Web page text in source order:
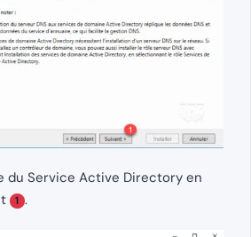
du Service Active Directory en
1 .